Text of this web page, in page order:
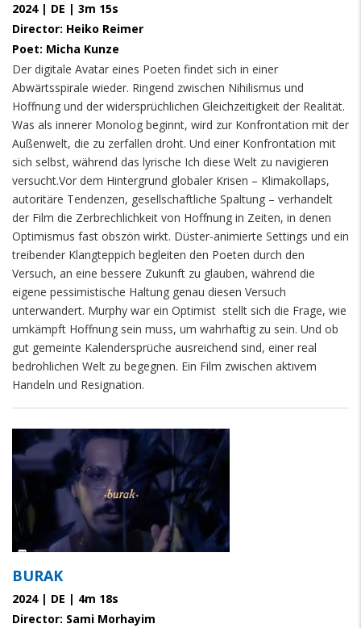
2024 | DE | 3m 15s
Director: Heiko Reimer
Poet: Micha Kunze
Der digitale Avatar eines Poeten findet sich in einer
Abwärtsspirale wieder. Ringend zwischen Nihilismus und
Hoffnung und der widersprüchlichen Gleichzeitigkeit der Realität.
Was als innerer Monolog beginnt, wird zur Konfrontation mit der
Außenwelt, die zu zerfallen droht. Und einer Konfrontation mit
sich selbst, während das lyrische Ich diese Welt zu navigieren
versucht.Vor dem Hintergrund globaler Krisen – Klimakollaps,
autoritäre Tendenzen, gesellschaftliche Spaltung – verhandelt
der Film die Zerbrechlichkeit von Hoffnung in Zeiten, in denen
Optimismus fast obszön wirkt. Düster-animierte Settings und ein
treibender Klangteppich begleiten den Poeten durch den
Versuch, an eine bessere Zukunft zu glauben, während die
eigene pessimistische Haltung genau diesen Versuch
unterwandert. Murphy war ein Optimist stellt sich die Frage, wie
umkämpft Hoffnung sein muss, um wahrhaftig zu sein. Und ob
gut gemeinte Kalendersprüche ausreichend sind, einer real
bedrohlichen Welt zu begegnen. Ein Film zwischen aktivem
Handeln und Resignation.
BURAK
2024 | DE | 4m 18s
Director: Sami Morhayim